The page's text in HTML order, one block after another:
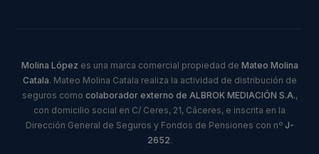
Molina López es una marca comercial propiedad de Mateo Molina
Catala. Mateo Molina Catala realiza la actividad de distribución de
seguros como colaborador externo de ALBROK MEDIACIÓN S.A.,
con domicilio social en C/ Ceres, 21, Cáceres, e inscrita en la
Dirección General de Seguros y Fondos de Pensiones con nº J-
2652.